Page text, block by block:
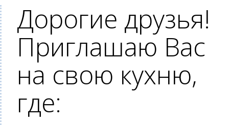
Дорогие друзья!
Приглашаю Вас
на свою кухню,
где: